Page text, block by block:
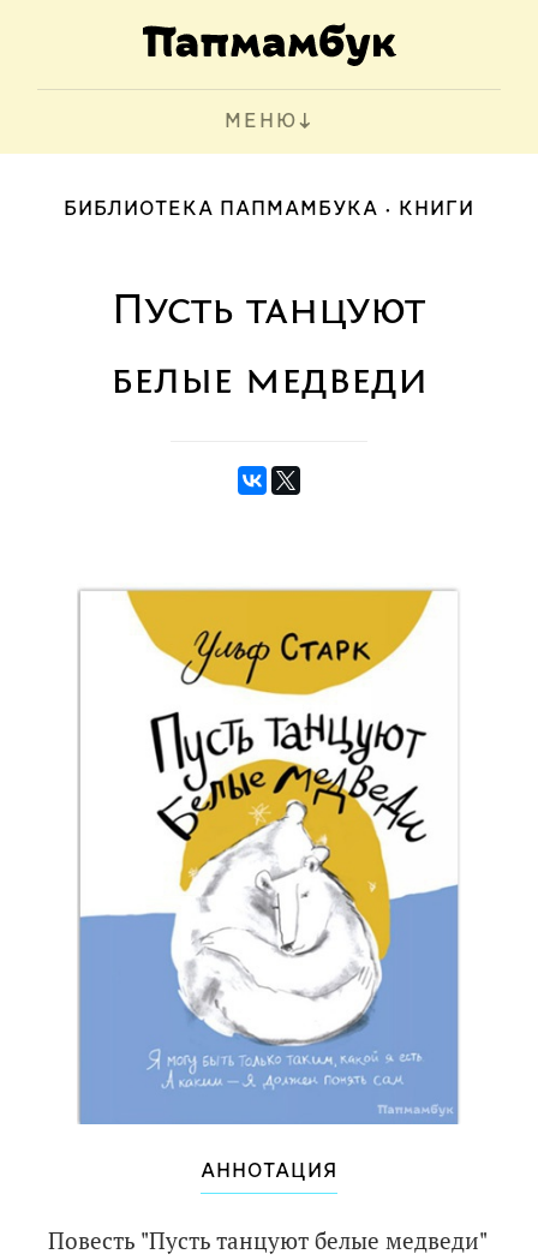
МЕНЮ
БИБЛИОТЕКА ПАПМАМБУКА КНИГИ
Пусть танцуют
белые медведи
АННОТАЦИЯ
Повесть "Пусть танцуют белые медведи"